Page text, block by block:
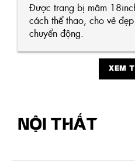
Được trang bị mâm
cách thể thao, cho vẻ
chuyển động.
XEM
NỘI THẤT